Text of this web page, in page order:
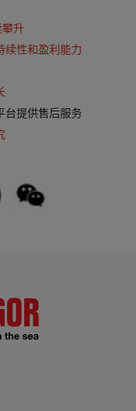
攀升
续性和盈利能力
台提供售后服务